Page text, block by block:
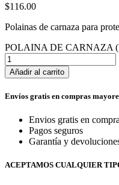
$116.00
Polainas de carnaza para
POLAINA DE CARNAZA
Añadir al carrito
Envíos gratis en compras
Envios gratis en
Pagos seguros
Garantía y
ACEPTAMOS CUALQUIER